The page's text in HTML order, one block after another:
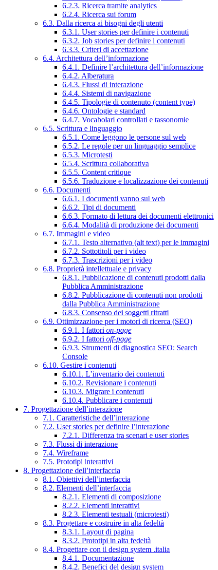
6.2.3. Ricerca tramite analytics
6.2.4. Ricerca sui forum
6.3. Dalla ricerca ai bisogni degli utenti
6.3.1. User stories per definire i contenuti
6.3.2. Job stories per definire i contenuti
6.3.3. Criteri di accettazione
6.4. Architettura dell’informazione
6.4.1. Definire l’architettura dell’informazione
6.4.2. Alberatura
6.4.3. Flussi di interazione
6.4.4. Sistemi di navigazione
6.4.5. Tipologie di contenuto (content type)
6.4.6. Ontologie e standard
6.4.7. Vocabolari controllati e tassonomie
6.5. Scrittura e linguaggio
6.5.1. Come leggono le persone sul web
6.5.2. Le regole per un linguaggio semplice
6.5.3. Microtesti
6.5.4. Scrittura collaborativa
6.5.5. Content critique
6.5.6. Traduzione e localizzazione dei contenuti
6.6. Documenti
6.6.1. I documenti vanno sul web
6.6.2. Tipi di documenti
6.6.3. Formato di lettura dei documenti elettronici
6.6.4. Modalità di produzione dei documenti
6.7. Immagini e video
6.7.1. Testo alternativo (alt text) per le immagini
6.7.2. Sottotitoli per i video
6.7.3. Trascrizioni per i video
6.8. Proprietà intellettuale e privacy
6.8.1. Pubblicazione di contenuti prodotti dalla
Pubblica Amministrazione
6.8.2. Pubblicazione di contenuti non prodotti
dalla Pubblica Amministrazione
6.8.3. Consenso dei soggetti ritratti
6.9. Ottimizzazione per i motori di ricerca (SEO)
6.9.1. I fattori on-page
6.9.2. I fattori off-page
6.9.3. Strumenti di diagnostica SEO: Search
Console
6.10. Gestire i contenuti
6.10.1. L’inventario dei contenuti
6.10.2. Revisionare i contenuti
6.10.3. Migrare i contenuti
6.10.4. Pubblicare i contenuti
7. Progettazione dell’interazione
7.1. Caratteristiche dell’interazione
7.2. User stories per definire l’interazione
7.2.1. Differenza tra scenari e user stories
7.3. Flussi di interazione
7.4. Wireframe
7.5. Prototipi interattivi
8. Progettazione dell’interfaccia
8.1. Obiettivi dell’interfaccia
8.2. Elementi dell’interfaccia
8.2.1. Elementi di composizione
8.2.2. Elementi interattivi
8.2.3. Elementi testuali (microtesti)
8.3. Progettare e costruire in alta fedeltà
8.3.1. Layout di pagina
8.3.2. Prototipi in alta fedeltà
8.4. Progettare con il design system .italia
8.4.1. Documentazione
8.4.2. Benefici del design system